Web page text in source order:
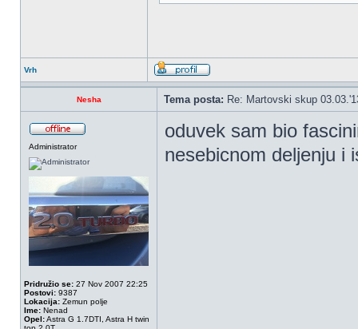
Vrh
Nesha Tema posta: Re: Martovski skup
Administrator
Pridružio se: 27 Nov 2007 22:25
Postovi: 9387
Lokacija: Zemun polje
Ime: Nenad
Opel:Astra G 1.7DTI, Astra H twin
oduvek sam bio
nesebicnom deljenju i